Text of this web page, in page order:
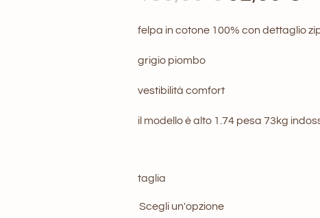
prezzo
felpa in cotone 100% con dettaglio
grigio piombo
vestibilità comfort
il modello è alto 1.74 pesa 73kg
taglia